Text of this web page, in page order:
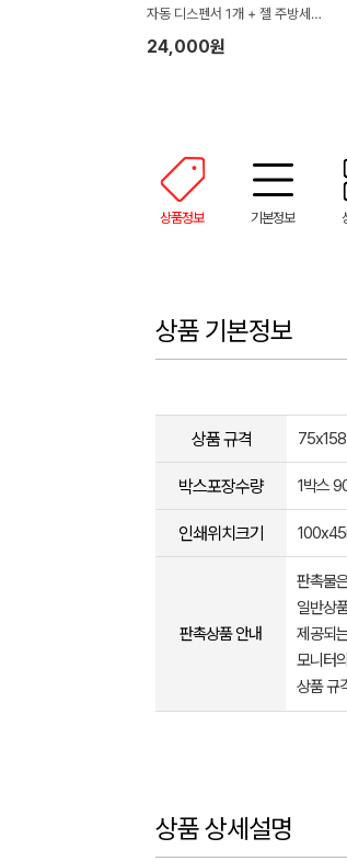
자동 디스펜서 1개 + 젤 주방세
제 리필 2개 (500ml)
24,000원
상품정보 기본정보
상품 기본정보
상품 규격
박스포장수량 1박스
인쇄위치크기
판촉상품 안내
판촉물
일반상
제공되
모니터
상품 규
상품 상세설명